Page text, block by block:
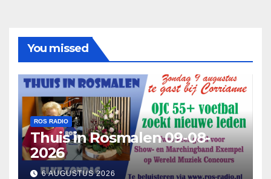
You missed
ROS RADIO
Thuis in Rosmalen 09-08-
2026
6 AUGUSTUS 2026